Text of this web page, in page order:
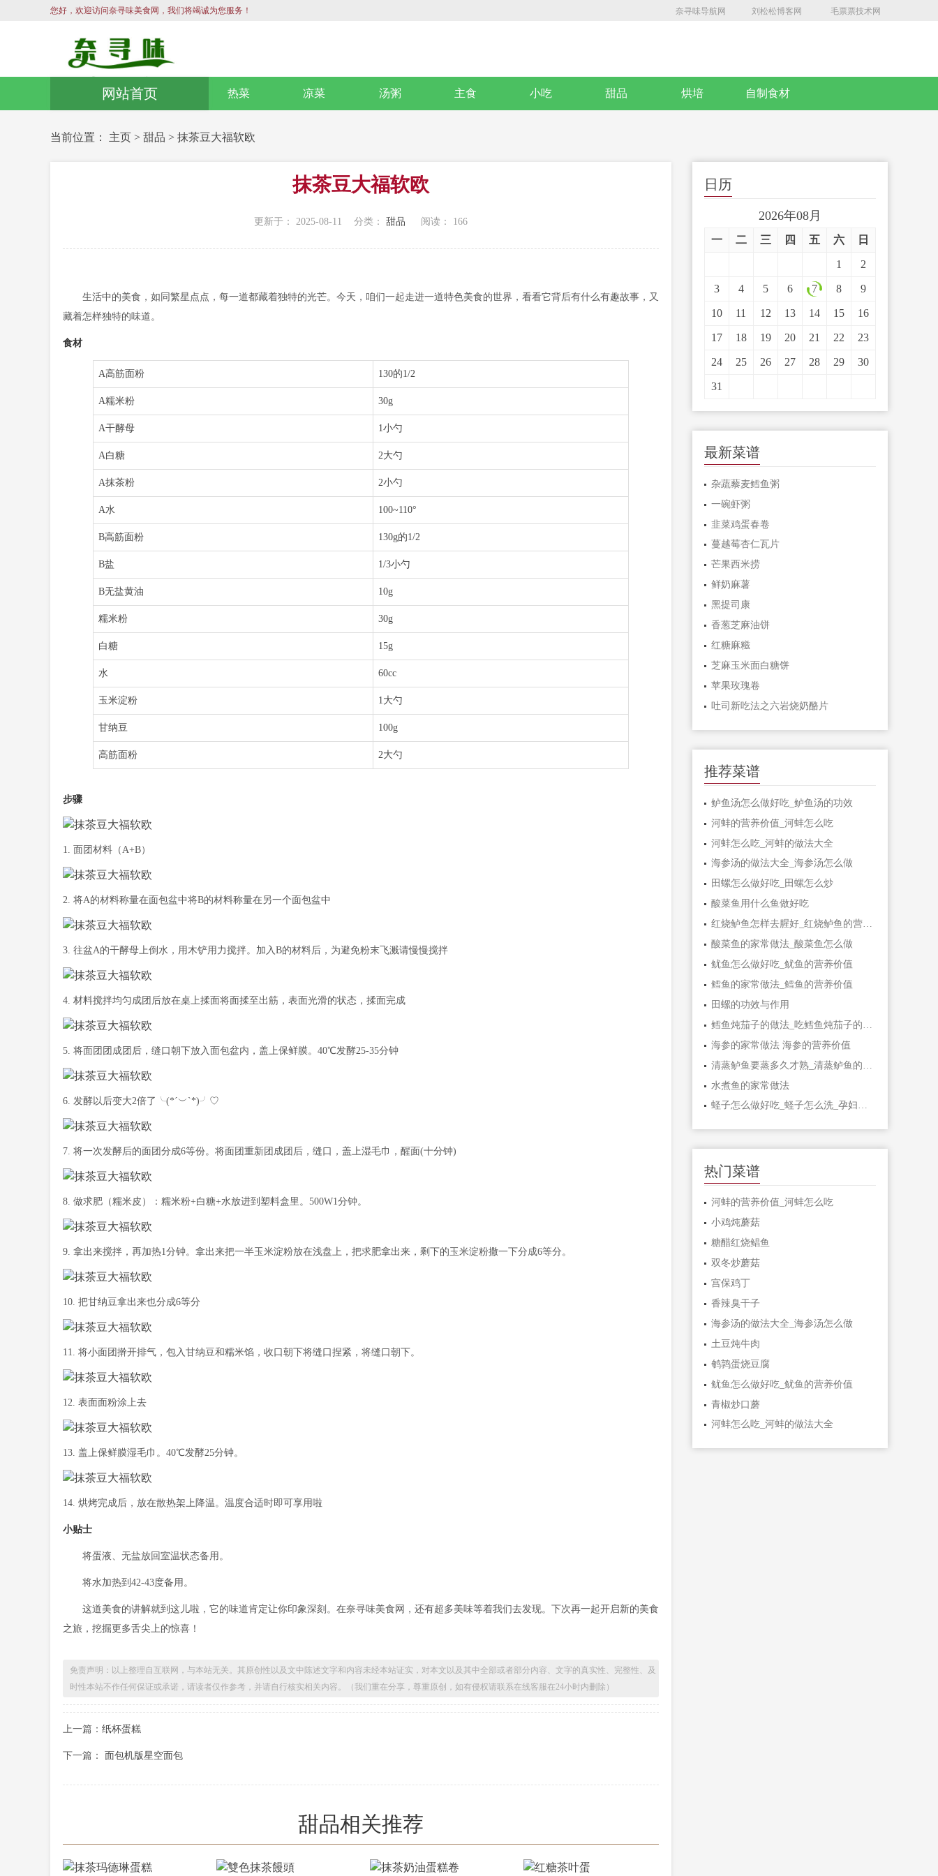
您好，欢迎访问奈寻味美食网，我们将竭诚为您服务！ 奈寻味导航网 刘松松博客网 毛票票技术网
热菜 凉菜 汤粥 主食 小吃 甜品 烘培 自制食材
网站首页
当前位置： 主页 > 甜品 > 抹茶豆大福软欧
抹茶豆大福软欧
更新于： 2025-08-11 分类：甜品 阅读： 166
生活中的美食，如同繁星点点，每一道都藏着独特的光芒。今天，咱们一起走进一道特色美食的世界，看看它背后有什么有趣故事，又
藏着怎样独特的味道。
食材
A高筋面粉 130的1/2
A糯米粉 30g
A干酵母 1小勺
A白糖 2大勺
A抹茶粉 2小勺
A水 100~110°
B高筋面粉 130g的1/2
B盐 1/3小勺
B无盐黄油 10g
糯米粉 30g
白糖 15g
水 60cc
玉米淀粉 1大勺
甘纳豆 100g
高筋面粉 2大勺
步骤
1. 面团材料（A+B）
2. 将A的材料称量在面包盆中将B的材料称量在另一个面包盆中
3. 往盆A的干酵母上倒水，用木铲用力搅拌。加入B的材料后，为避免粉末飞溅请慢慢搅拌
4. 材料搅拌均匀成团后放在桌上揉面将面揉至出筋，表面光滑的状态，揉面完成
5. 将面团团成团后，缝口朝下放入面包盆内，盖上保鲜膜。40℃发酵25-35分钟
6. 发酵以后变大2倍了╰(*´︶`*)╯♡
7. 将一次发酵后的面团分成6等份。将面团重新团成团后，缝口，盖上湿毛巾，醒面(十分钟)
8. 做求肥（糯米皮）：糯米粉+白糖+水放进到塑料盒里。500W1分钟。
9. 拿出来搅拌，再加热1分钟。拿出来把一半玉米淀粉放在浅盘上，把求肥拿出来，剩下的玉米淀粉撒一下分成6等分。
10. 把甘纳豆拿出来也分成6等分
11. 将小面团擀开排气，包入甘纳豆和糯米馅，收口朝下将缝口捏紧，将缝口朝下。
12. 表面面粉涂上去
13. 盖上保鲜膜湿毛巾。40℃发酵25分钟。
14. 烘烤完成后，放在散热架上降温。温度合适时即可享用啦
小贴士
将蛋液、无盐放回室温状态备用。
将水加热到42-43度备用。
这道美食的讲解就到这儿啦，它的味道肯定让你印象深刻。在奈寻味美食网，还有超多美味等着我们去发现。下次再一起开启新的美食
之旅，挖掘更多舌尖上的惊喜！
免责声明：以上整理自互联网，与本站无关。其原创性以及文中陈述文字和内容未经本站证实，对本文以及其中全部或者部分内容、文字的真实性、完整性、及
时性本站不作任何保证或承诺，请读者仅作参考，并请自行核实相关内容。（我们重在分享，尊重原创，如有侵权请联系在线客服在24小时内删除）
上一篇： 纸杯蛋糕
下一篇： 面包机版星空面包
甜品相关推荐
日历
2026年08月
一 二 三 四 五 六 日
1 2
3 4 5 6 7 8 9
10 11 12 13 14 15 16
17 18 19 20 21 22 23
24 25 26 27 28 29 30
31
最新菜谱
杂蔬藜麦鳕鱼粥
一碗虾粥
韭菜鸡蛋春卷
蔓越莓杏仁瓦片
芒果西米捞
鲜奶麻薯
黑提司康
香葱芝麻油饼
红糖麻糍
芝麻玉米面白糖饼
苹果玫瑰卷
吐司新吃法之六岩烧奶酪片
推荐菜谱
鲈鱼汤怎么做好吃_鲈鱼汤的功效
河蚌的营养价值_河蚌怎么吃
河蚌怎么吃_河蚌的做法大全
海参汤的做法大全_海参汤怎么做
田螺怎么做好吃_田螺怎么炒
酸菜鱼用什么鱼做好吃
红烧鲈鱼怎样去腥好_红烧鲈鱼的营养价值
酸菜鱼的家常做法_酸菜鱼怎么做
鱿鱼怎么做好吃_鱿鱼的营养价值
鳕鱼的家常做法_鳕鱼的营养价值
田螺的功效与作用
海参的家常做法 海参的营养价值
水煮鱼的家常做法
蛏子怎么做好吃_蛏子怎么洗_孕妇能吃蛏子吗
热门菜谱
河蚌的营养价值_河蚌怎么吃
小鸡炖蘑菇
糖醋红烧鲳鱼
双冬炒蘑菇
宫保鸡丁
香辣臭干子
海参汤的做法大全_海参汤怎么做
土豆炖牛肉
鹌鹑蛋烧豆腐
鱿鱼怎么做好吃_鱿鱼的营养价值
青椒炒口蘑
河蚌怎么吃_河蚌的做法大全